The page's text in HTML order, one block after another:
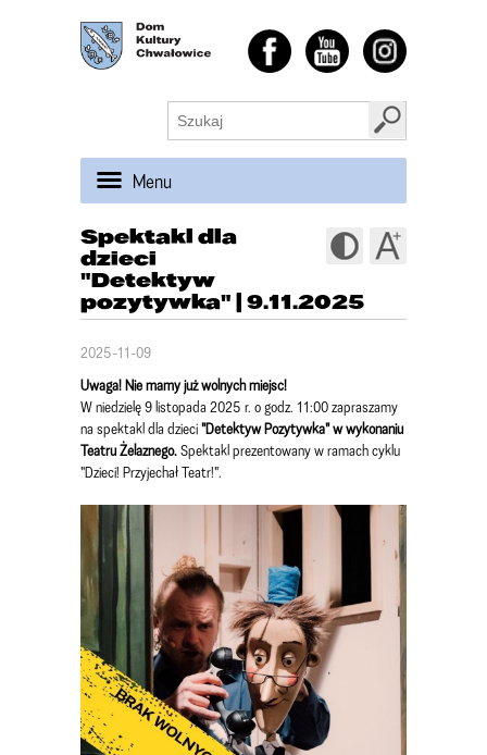
Menu
Spektakl dla
dzieci
"Detektyw
pozytywka" | 9.11.2025
2025-11-09
Uwaga! Nie mamy już wolnych miejsc!
W niedzielę 9 listopada 2025 r. o godz. 11:00 zapraszamy
na spektakl dla dzieci"Detektyw Pozytywka" w wykonaniu
Teatru Żelaznego.Spektakl prezentowany w ramach cyklu
"Dzieci! Przyjechał Teatr!".